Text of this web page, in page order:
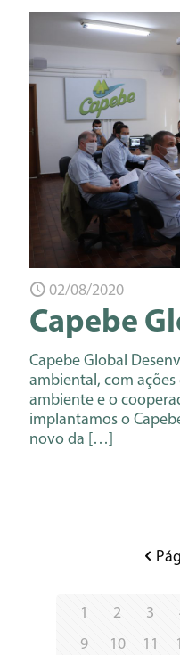
02/08/2020
Capebe
Capebe Global
ambiental, com
ambiente e o
implantamos o
novo da […]
1 2 3
9
10 11